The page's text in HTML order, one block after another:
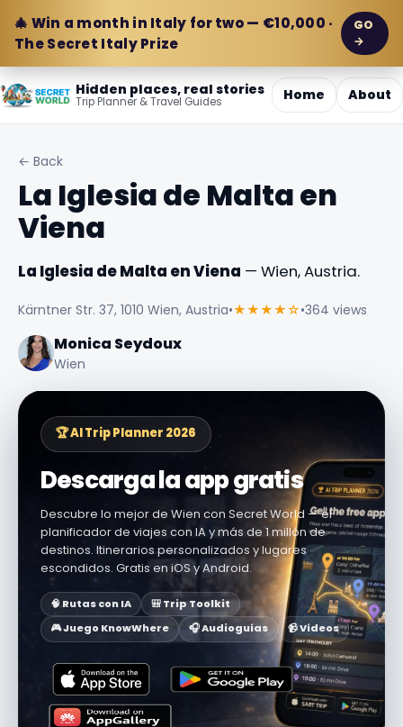
🎄 Win a month in Italy for two — €10,000 ·
The Secret Italy Prize
GO
→
Hidden places, real stories
Trip Planner & Travel Guides Home About
← Back
La Iglesia de Malta en
Viena
La Iglesia de Malta en Viena — Wien, Austria.
Kärntner Str. 37, 1010 Wien, Austria•★★★★☆•364 views
Monica Seydoux
Wien
🏆 AI Trip Planner 2026
Descarga la app gratis
Descubre lo mejor de Wien con Secret World — el
planificador de viajes con IA y más de 1 millón de
destinos. Itinerarios personalizados y lugares
escondidos. Gratis en iOS y Android.
🧠 Rutas con IA
🎒 Trip Toolkit
🎮 Juego KnowWhere
🎧 Audioguías 📹 Vídeos